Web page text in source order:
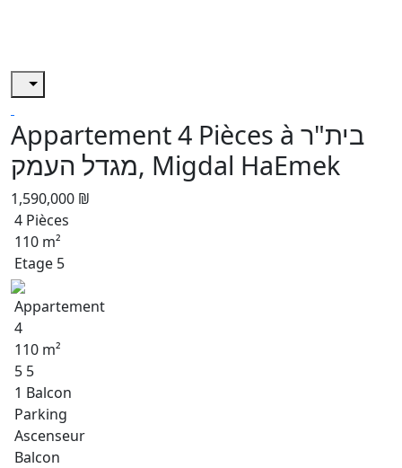
Appartement 4 Pièces à בית"ר
מגדל העמק, Migdal HaEmek
1,590,000 ₪
4 Pièces
110 m²
Etage 5
Appartement
4
110 m²
5 5
1 Balcon
Parking
Ascenseur
Balcon